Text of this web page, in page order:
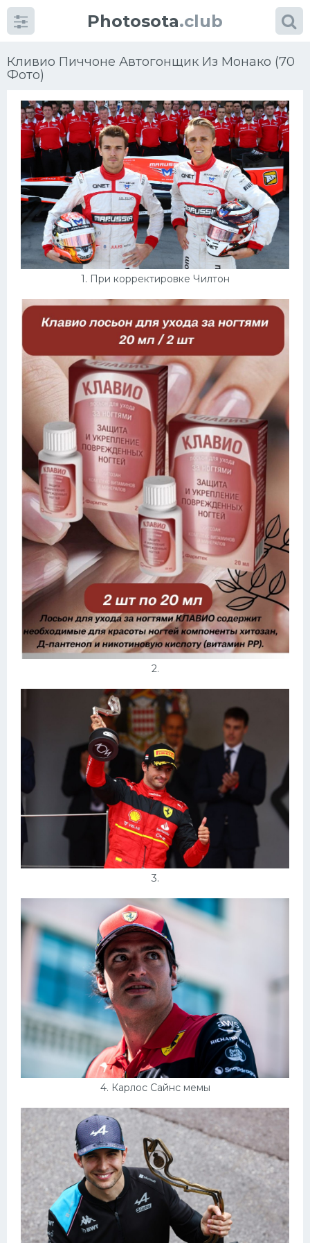
Photosota.club
Кливио Пиччоне Автогонщик Из Монако (70
Фото)
1. При корректировке Чилтон
2.
3.
4. Карлос Сайнс мемы
КатегорииФото
Много картинок...
Футбол
Баскетбол
Велогонки
Конькобежный спорт
Тренажеры
Интерьеры квартир